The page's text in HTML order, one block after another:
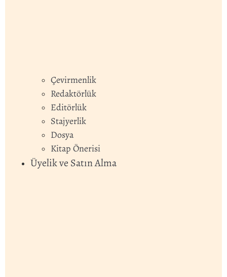
Çevirmenlik
Redaktörlük
Editörlük
Stajyerlik
Dosya
Kitap Önerisi
Üyelik ve Satın Alma